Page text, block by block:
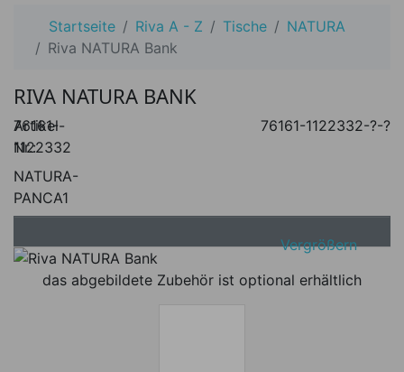
Startseite Riva A - Z Tische
NATURA
Riva NATURA Bank
RIVA NATURA BANK
Artikel-
Nr.:
NATURA-
PANCA1
76161-
1122332
76161-1122332-?-?
Vergrößern
das abgebildete Zubehör ist optional erhältlich